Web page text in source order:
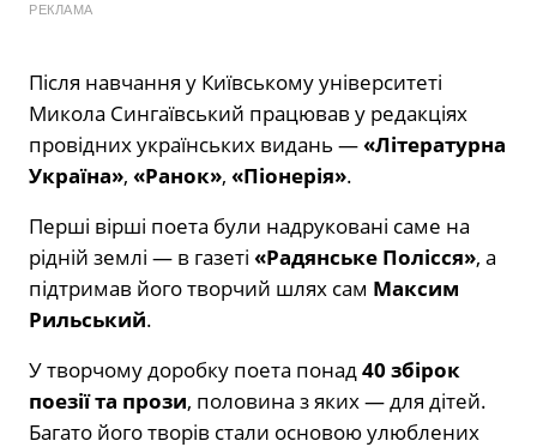
РЕКЛАМА
Після навчання у Київському університеті
Микола Сингаївський працював у редакціях
провідних українських видань —«Літературна
Україна», «Ранок», «Піонерія».
Перші вірші поета були надруковані саме на
рідній землі — в газеті «Радянське Полісся», а
підтримав його творчий шлях сам Максим
Рильський.
У творчому доробку поета понад40 збірок
поезії та прози, половина з яких — для дітей.
Багато його творів стали основою улюблених